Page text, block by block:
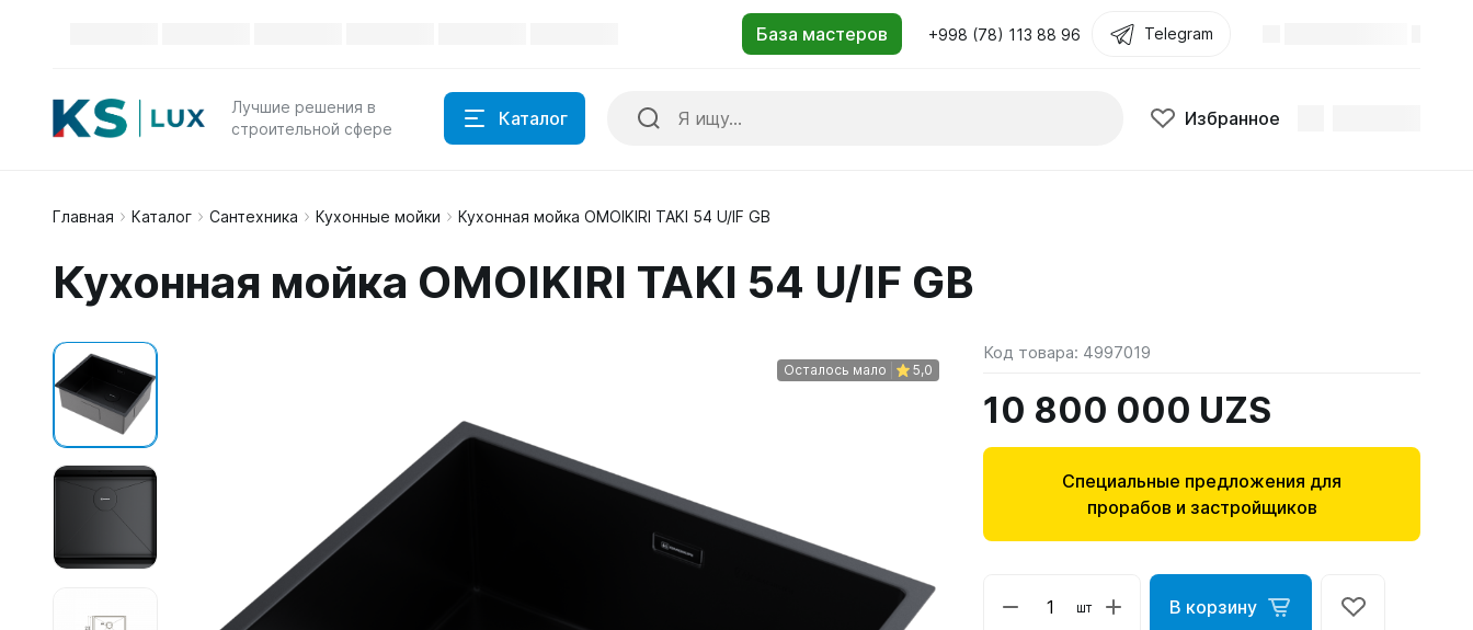
+998 (78) 113 88 96 Telegram
Лучшие решения в
строительной сфере
Каталог Избранное
Главная Каталог Сантехника Кухонные мойки Кухонная мойка OMOIKIRI TAKI 54 U/IF GB
Кухонная мойка OMOIKIRI TAKI 54 U/IF GB
Осталось мало 5,0
Код товара: 4997019
10 800 000 UZS
Специальные предложения для
прорабов и застройщиков
шт В корзину